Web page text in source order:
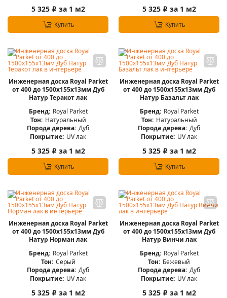
5 325 i за 1 м2
Купить
5 325 i за 1 м2
Купить
Инженерная доска Royal Parket
от 400 до 1500х155х13мм Дуб
Натур Теракот лак
Бренд: Royal Parket
Тон: Натуральный
Порода дерева: Дуб
Покрытие: UV лак
5 325 i за 1 м2
Купить
Инженерная доска Royal Parket
от 400 до 1500х155х13мм Дуб
Натур Базальт лак
Бренд: Royal Parket
Тон: Натуральный
Порода дерева: Дуб
Покрытие: UV лак
5 325 i за 1 м2
Купить
Инженерная доска Royal Parket
от 400 до 1500х155х13мм Дуб
Натур Норман лак
Бренд: Royal Parket
Тон: Серый
Порода дерева: Дуб
Покрытие: UV лак
5 325 i за 1 м2
Инженерная доска Royal Parket
от 400 до 1500х155х13мм Дуб
Натур Винчи лак
Бренд: Royal Parket
Тон: Бежевый
Порода дерева: Дуб
Покрытие: UV лак
5 325 i за 1 м2